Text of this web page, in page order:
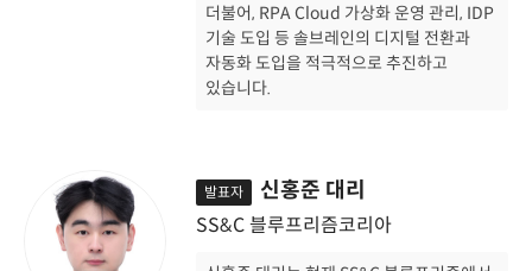
더불어, RPA Cloud 가상화 운영 관리, IDP
기술 도입 등 솔브레인의 디지털 전환과
자동화 도입을 적극적으로 추진하고
있습니다.
발표자 신홍준 대리
SS&C 블루프리즘코리아